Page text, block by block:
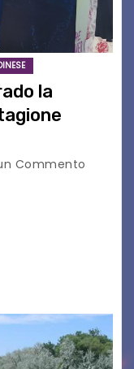
la
Commento